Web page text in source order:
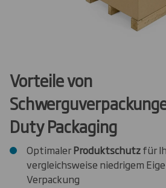
Vorteile von
Duty Packaging
OptimalerProduktschutzfür
vergleichsweise niedrigem
Verpackung